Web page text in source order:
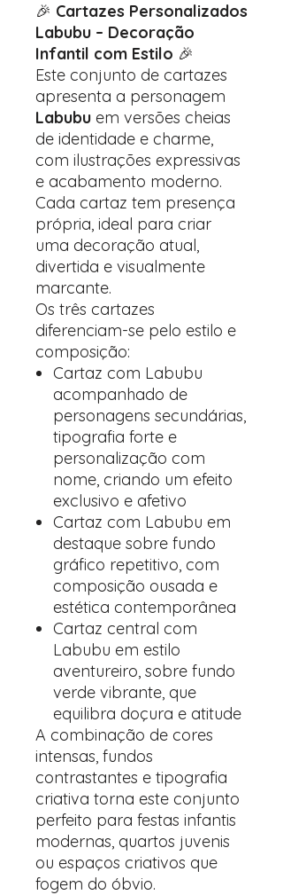
🎉 Cartazes Personalizados
Labubu – Decoração
Infantil com Estilo 🎉
Este conjunto de cartazes
apresenta a personagem
Labubu em versões cheias
de identidade e charme,
com ilustrações expressivas
e acabamento moderno.
Cada cartaz tem presença
própria, ideal para criar
uma decoração atual,
divertida e visualmente
marcante.
Os três cartazes
diferenciam-se pelo estilo e
composição:
Cartaz com Labubu
acompanhado de
personagens secundárias,
tipografia forte e
personalização com
nome, criando um efeito
exclusivo e afetivo
Cartaz com Labubu em
destaque sobre fundo
gráfico repetitivo, com
composição ousada e
estética contemporânea
Cartaz central com
Labubu em estilo
aventureiro, sobre fundo
verde vibrante, que
equilibra doçura e atitude
A combinação de cores
intensas, fundos
contrastantes e tipografia
criativa torna este conjunto
perfeito para festas infantis
modernas, quartos juvenis
ou espaços criativos que
fogem do óbvio.